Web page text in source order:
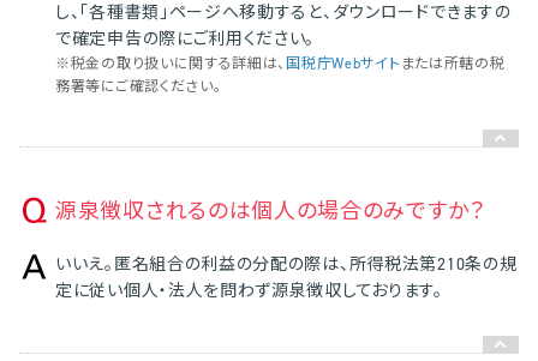
し、「各種書類」ページへ移動すると、ダウンロードできますの
で確定申告の際にご利用ください。
※税金の取り扱いに関する詳細は、 国税庁Webサイト または所轄の税
務署等にご確認ください。
源泉徴収されるのは個人の場合のみですか？
いいえ。匿名組合の利益の分配の際は、所得税法第210条の規
定に従い個人・法人を問わず源泉徴収しております。